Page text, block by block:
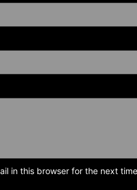
in this browser for the next